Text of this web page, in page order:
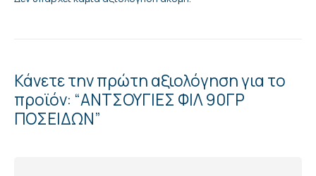
Κάνετε την πρώτη αξιολόγηση για το
προϊόν: “ΑΝΤΣΟΥΓΙΕΣ ΦΙΛ 90ΓΡ
ΠΟΣΕΙΔΩΝ”